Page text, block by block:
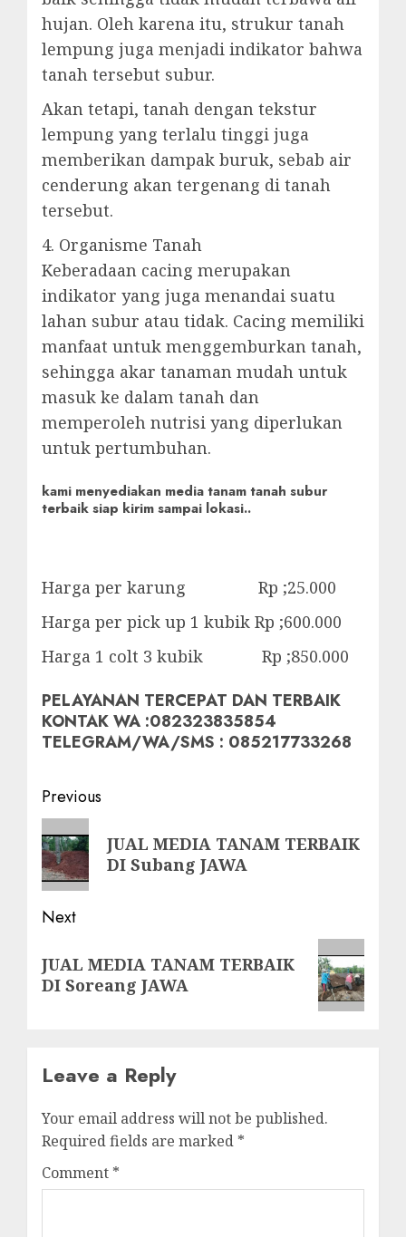
hujan. Oleh karena itu, strukur tanah
lempung juga menjadi indikator bahwa
tanah tersebut subur.
Akan tetapi, tanah dengan tekstur
lempung yang terlalu tinggi juga
memberikan dampak buruk, sebab air
cenderung akan tergenang di tanah
tersebut.
4. Organisme Tanah
Keberadaan cacing merupakan
indikator yang juga menandai suatu
lahan subur atau tidak. Cacing memiliki
manfaat untuk menggemburkan tanah,
sehingga akar tanaman mudah untuk
masuk ke dalam tanah dan
memperoleh nutrisi yang diperlukan
untuk pertumbuhan.
kami menyediakan media tanam tanah subur
terbaik siap kirim sampai lokasi..
Harga per karung Rp ;25.000
Harga per pick up 1 kubik Rp ;600.000
Harga 1 colt 3 kubik Rp ;850.000
PELAYANAN TERCEPAT DAN TERBAIK
KONTAK WA :082323835854
TELEGRAM/WA/SMS : 085217733268
Post
navigation
Previous
Previous
post:
JUAL MEDIA TANAM TERBAIK
DI Subang JAWA
Next
post:
JUAL MEDIA TANAM TERBAIK
DI Soreang JAWA
Leave a Reply
Your email address will not be published.
Required fields are marked *
Comment *